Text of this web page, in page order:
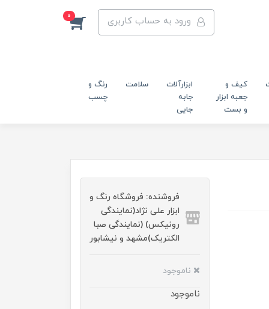
ورود به حساب کاربری 0
کیف و
جعبه ابزار
و بست
ابزارآلات
جابه
جایی
سلامت
رنگ و
چسب
فروشنده: فروشگاه رنگ و
ابزار علی نژاد(نمایندگی
رونیکس) (نمایندگی صبا
الکتریک)مشهد و نیشابور
ناموجود
ناموجود